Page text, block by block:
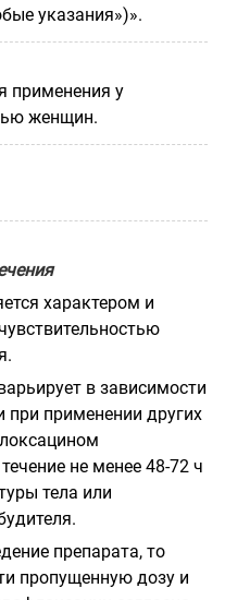
указания»)».
применения у
женщин.
характером и
в зависимости
при применении других
течение не менее 48-72 ч
тела или
препарата, то
пропущенную дозу и